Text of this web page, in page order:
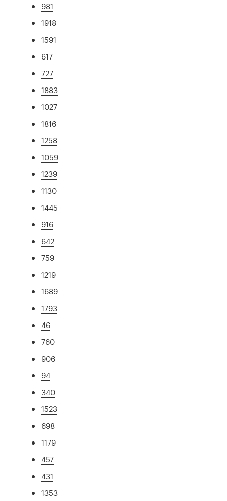
981
1918
1591
617
727
1883
1027
1816
1258
1059
1239
1130
1445
916
642
759
1219
1689
1793
46
760
906
94
340
1523
698
1179
457
431
1353